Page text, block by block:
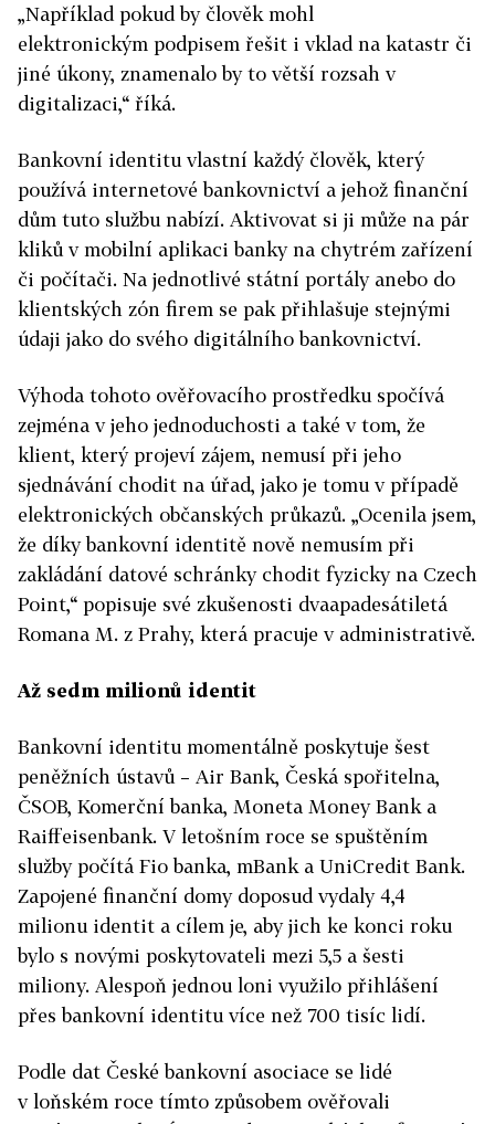
„Například pokud by člověk mohl
elektronickým podpisem řešit i vklad na katastr či
jiné úkony, znamenalo by to větší rozsah v
digitalizaci,“ říká.
Bankovní identitu vlastní každý člověk, který
používá internetové bankovnictví a jehož finanční
dům tuto službu nabízí. Aktivovat si ji může na pár
kliků v mobilní aplikaci banky na chytrém zařízení
či počítači. Na jednotlivé státní portály anebo do
klientských zón firem se pak přihlašuje stejnými
údaji jako do svého digitálního bankovnictví.
Výhoda tohoto ověřovacího prostředku spočívá
zejména v jeho jednoduchosti a také v tom, že
klient, který projeví zájem, nemusí při jeho
sjednávání chodit na úřad, jako je tomu v případě
elektronických občanských průkazů. „Ocenila jsem,
že díky bankovní identitě nově nemusím při
zakládání datové schránky chodit fyzicky na Czech
Point,“ popisuje své zkušenosti dvaapadesátiletá
Romana M. z Prahy, která pracuje v administrativě.
Až sedm milionů identit
Bankovní identitu momentálně poskytuje šest
peněžních ústavů – Air Bank, Česká spořitelna,
ČSOB, Komerční banka, Moneta Money Bank a
Raiffeisenbank. V letošním roce se spuštěním
služby počítá Fio banka, mBank a UniCredit Bank.
Zapojené finanční domy doposud vydaly 4,4
milionu identit a cílem je, aby jich ke konci roku
bylo s novými poskytovateli mezi 5,5 a šesti
miliony. Alespoň jednou loni využilo přihlášení
přes bankovní identitu více než 700 tisíc lidí.
Podle dat České bankovní asociace se lidé
v loňském roce tímto způsobem ověřovali